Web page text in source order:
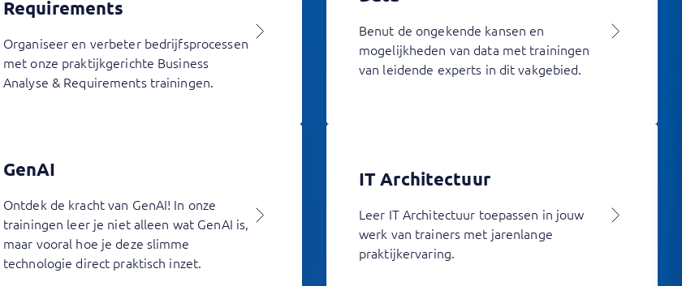
Requirements
Organiseer en verbeter bedrijfsprocessen
met onze praktijkgerichte Business
Analyse & Requirements trainingen.
Benut de ongekende kansen en
mogelijkheden van data met trainingen
van leidende experts in dit vakgebied.
GenAI
Ontdek de kracht van GenAI! In onze
trainingen leer je niet alleen wat GenAI is,
maar vooral hoe je deze slimme
technologie direct praktisch inzet.
IT Architectuur
Leer IT Architectuur toepassen in jouw
werk van trainers met jarenlange
praktijkervaring.